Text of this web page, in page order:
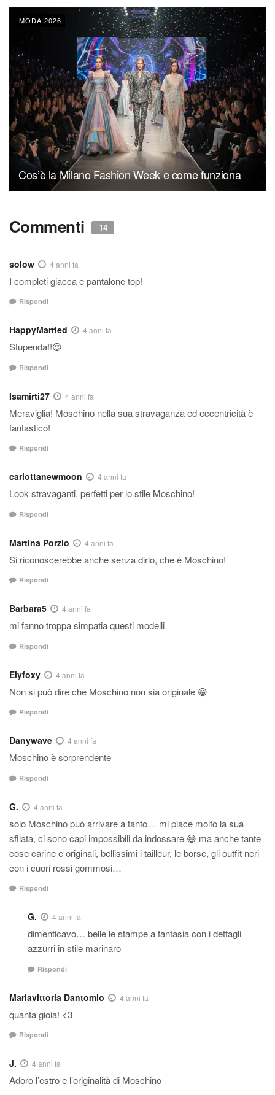
MODA 2026
Cos’è la Milano Fashion Week e come funziona
Commenti 14
solow 4 anni fa
I completi giacca e pantalone top!
Rispondi
HappyMarried 4 anni fa
Stupenda!!😍
Rispondi
Isamirti27 4 anni fa
Meraviglia! Moschino nella sua stravaganza ed eccentricità è
fantastico!
Rispondi
carlottanewmoon 4 anni fa
Look stravaganti, perfetti per lo stile Moschino!
Rispondi
Martina Porzio 4 anni fa
Si riconoscerebbe anche senza dirlo, che è Moschino!
Rispondi
Barbara5 4 anni fa
mi fanno troppa simpatia questi modelli
Rispondi
Elyfoxy 4 anni fa
Non si può dire che Moschino non sia originale 😁
Rispondi
Danywave 4 anni fa
Moschino è sorprendente
Rispondi
G. 4 anni fa
solo Moschino può arrivare a tanto… mi piace molto la sua
sfilata, ci sono capi impossibili da indossare 😅 ma anche tante
cose carine e originali, bellissimi i tailleur, le borse, gli outfit neri
con i cuori rossi gommosi…
Rispondi
G. 4 anni fa
dimenticavo… belle le stampe a fantasia con i dettagli
azzurri in stile marinaro
Rispondi
Mariavittoria Dantomio 4 anni fa
quanta gioia! <3
Rispondi
J. 4 anni fa
Adoro l’estro e l’originalità di Moschino